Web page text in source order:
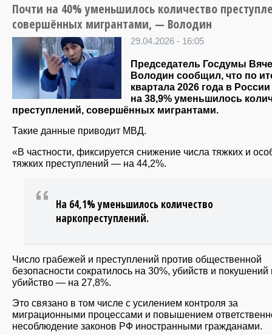
Почти на 40% уменьшилось количество
совершённых мигрантами, — Володин
29.04.2026 - 16:05
Председатель Госдумы
Володин сообщил, что по
квартала 2026 года в России
на 38,9% уменьшилось
преступлений, совершённых мигрантами.
Такие данные приводит МВД.
«В частности, фиксируется снижение числа тяжких и
тяжких преступлений — на 44,2%.
На 64,1% уменьшилось количество
наркопреступлений.
Число грабежей и преступлений против общественной
безопасности сократилось на 30%, убийств и покушений
убийство — на 27,8%.
Это связано в том числе с усилением контроля за
миграционными процессами и повышением
несоблюдение законов РФ иностранными гражданами.